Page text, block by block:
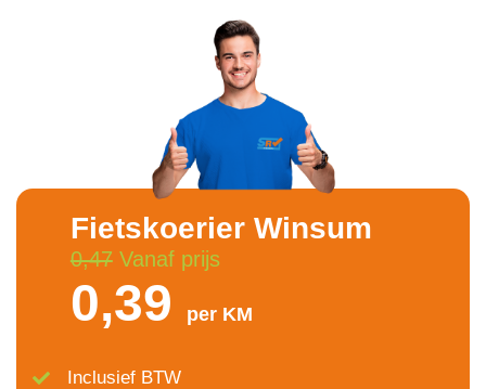
Fietskoerier Winsum
0,47Vanaf prijs
0,39 per KM
Inclusief BTW